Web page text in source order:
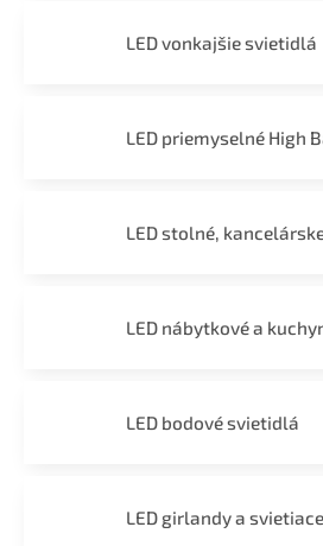
LED vonkajšie svietidlá
LED priemyselné High
LED stolné,
LED nábytkové a
LED bodové svietidlá
LED girlandy a